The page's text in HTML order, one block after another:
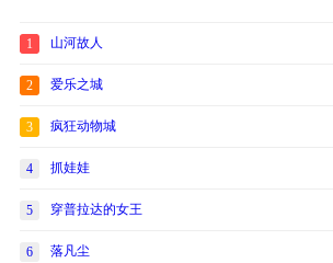
1 山河故人
2 爱乐之城
3 疯狂动物城
4 抓娃娃
5 穿普拉达的女王
6 落凡尘